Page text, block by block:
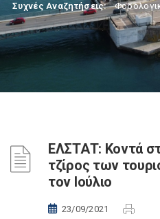
Συχνές Αναζητήσεις:
ΕΛΣΤΑΤ: Κοντά
τζίρος των
τον Ιούλιο
23/09/2021